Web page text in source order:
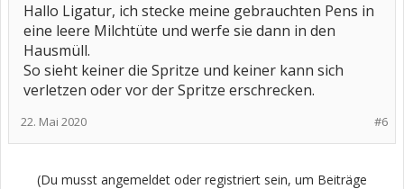
Hallo Ligatur, ich stecke meine gebrauchten Pens in
eine leere Milchtüte und werfe sie dann in den
Hausmüll.
So sieht keiner die Spritze und keiner kann sich
verletzen oder vor der Spritze erschrecken.
#6
22. Mai 2020
(Du musst angemeldet oder registriert sein, um Beiträge